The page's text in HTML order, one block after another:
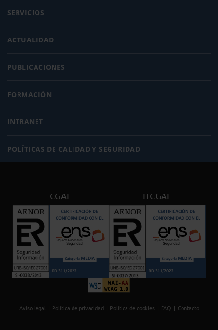
SERVICIOS
ACTUALIDAD
PUBLICACIONES
FORMACIÓN
INTRANET
POLÍTICAS DE CALIDAD Y SEGURIDAD
CGAE ITCGAE
Aviso legal Política de privacidad Política de cookies FAQ Contacto